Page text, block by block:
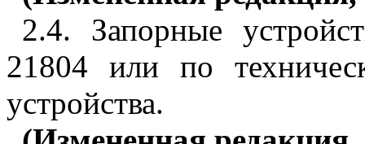
2.4. Запорные
21804 или по
устройства.